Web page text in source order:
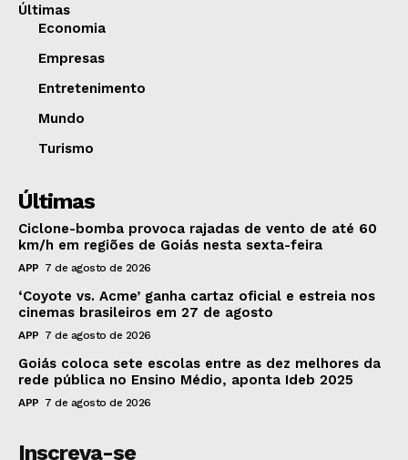
Últimas
Economia
Empresas
Entretenimento
Mundo
Turismo
Últimas
Ciclone-bomba provoca rajadas de vento de até 60
km/h em regiões de Goiás nesta sexta-feira
APP 7 de agosto de 2026
‘Coyote vs. Acme’ ganha cartaz oficial e estreia nos
cinemas brasileiros em 27 de agosto
APP 7 de agosto de 2026
Goiás coloca sete escolas entre as dez melhores da
rede pública no Ensino Médio, aponta Ideb 2025
APP 7 de agosto de 2026
Inscreva-se